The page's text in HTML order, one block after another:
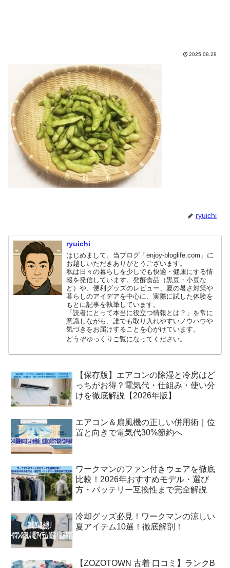
2025.08.28
ryuichi
ryuichi
はじめまして。当ブログ「enjoy-bloglife.com」に
お越しいただきありがとうございます。
私は日々の暮らしを少しでも快適・健康にする情
報を発信しています。発酵食品（黒豆・小豆な
ど）や、便利グッズのレビュー、夏の暑さ対策や
暮らしのアイデアを中心に、実際に試した体験を
もとに記事を執筆しています。
「読者にとって本当に役立つ情報とは？」を常に
意識しながら、誰でも取り入れやすいノウハウや
気づきをお届けすることを心がけています。
どうぞゆっくりご覧になってください。
【保存版】エアコンの除湿と冷房はど
っちがお得？電気代・仕組み・使い分
けを徹底解説【2026年版】
エアコン＆扇風機の正しい併用術｜位
置と向きで電気代30%節約へ
ワークマンのファン付きウェアを徹底
比較！2026年おすすめモデル・選び
方・バッテリー互換性まで完全解説
冷却グッズ必見！ワークマンの涼しい
夏アイテム10選！徹底解剖！
【ZOZOTOWN 古着 口コミ】ランクB